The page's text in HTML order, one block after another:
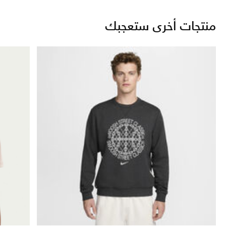
منتجات أخرى ستعجبك